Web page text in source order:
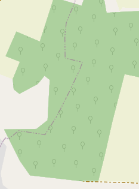
✕
Vous êtes un
professionnel ?
Augmentez votre chiffre
marges
tout en
nouveaux clients
En savoir plus